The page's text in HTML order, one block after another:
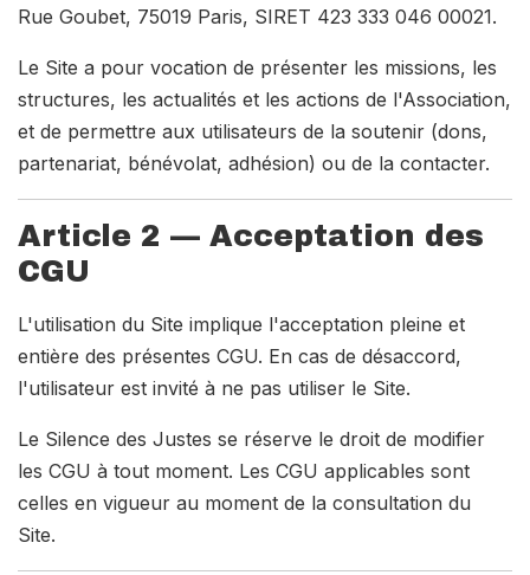
Rue Goubet, 75019 Paris, SIRET 423 333 046 00021.
Le Site a pour vocation de présenter les missions, les
structures, les actualités et les actions de l'Association,
et de permettre aux utilisateurs de la soutenir (dons,
partenariat, bénévolat, adhésion) ou de la contacter.
Article 2 — Acceptation des
CGU
L'utilisation du Site implique l'acceptation pleine et
entière des présentes CGU. En cas de désaccord,
l'utilisateur est invité à ne pas utiliser le Site.
Le Silence des Justes se réserve le droit de modifier
les CGU à tout moment. Les CGU applicables sont
celles en vigueur au moment de la consultation du
Site.